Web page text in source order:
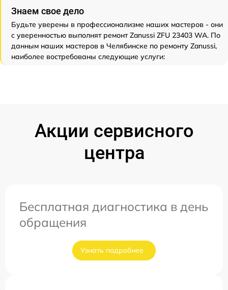
Знаем свое дело
Будьте уверены в профессионализме наших мастеров - они
с уверенностью выполнят ремонт Zanussi ZFU 23403 WA. По
данным наших мастеров в Челябинске по ремонту Zanussi,
наиболее востребованы следующие услуги:
Акции сервисного
центра
Бесплатная диагностика в день
обращения
Узнать подробнее